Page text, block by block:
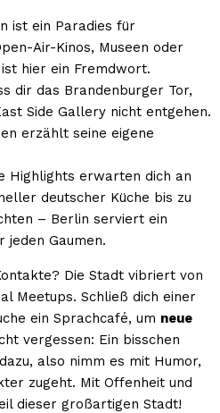
ist ein Paradies für
Air-Kinos, Museen oder
hier ein Fremdwort.
dir das Brandenburger Tor,
Side Gallery nicht entgehen.
erzählt seine eigene
Highlights erwarten dich an
deutscher Küche bis zu
– Berlin serviert ein
jeden Gaumen.
Die Stadt vibriert von
Meetups. Schließ dich einer
ein Sprachcafé, um neue
vergessen: Ein bisschen
also nimm es mit Humor,
zugeht. Mit Offenheit und
dieser großartigen Stadt!